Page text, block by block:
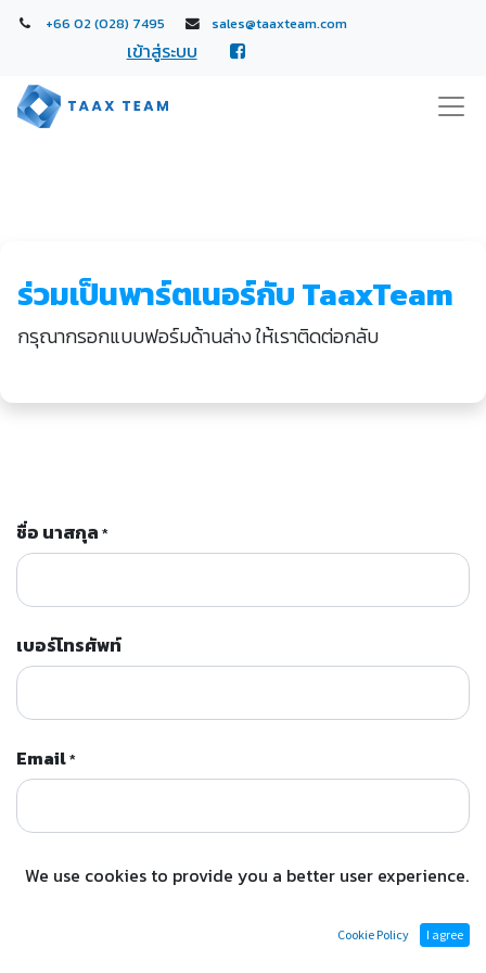
+66 02 (028) 7495 sales@taaxteam.com
เข้าสู่ระบบ
ร่วมเป็นพาร์ตเนอร์กับ TaaxTeam
กรุณากรอกแบบฟอร์มด้านล่าง ให้เราติดต่อกลับ
ชื่อ นาสกุล *
เบอร์โทรศัพท์
Email*
ชื่อบริษัท *
We use cookies to provide you a better user experience.
Cookie Policy I agree